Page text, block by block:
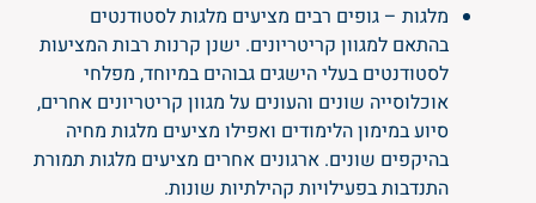
מלגות – גופים רבים מציעים מלגות לסטודנטים
בהתאם למגוון קריטריונים. ישנן קרנות רבות המציעות
לסטודנטים בעלי הישגים גבוהים במיוחד, מפלחי
אוכלוסייה שונים והעונים על מגוון קריטריונים אחרים,
סיוע במימון הלימודים ואפילו מציעים מלגות מחיה
בהיקפים שונים. ארגונים אחרים מציעים מלגות תמורת
התנדבות בפעילויות קהילתיות שונות.